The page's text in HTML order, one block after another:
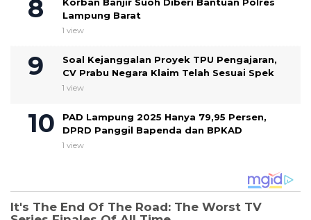
Lampung Barat
1 view
Soal Kejanggalan Proyek TPU Pengajaran,
CV Prabu Negara Klaim Telah Sesuai Spek ‎
1 view
PAD Lampung 2025 Hanya 79,95 Persen,
DPRD Panggil Bapenda dan BPKAD
1 view